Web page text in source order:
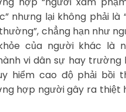
nhưng lại không phải
chẳng hạn như
của người khác là
vi dân sự hay trường
hiểm cao độ phải bồi
hợp người gây ra thiệt